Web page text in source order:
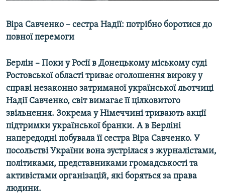
УКР
ДОЛУЧАЙСЯ!
Усі сайти RFE/RL
Віра Савченко – сестра Надії: потрібно боротися до
повної перемоги
Берлін – Поки у Росії в Донецькому міському суді
Ростовської області триває оголошення вироку у
справі незаконно затриманої української льотчиці
Надії Савченко, світ вимагає її цілковитого
звільнення. Зокрема у Німеччині тривають акції
підтримки української бранки. А в Берліні
напередодні побувала її сестра Віра Савченко. У
посольстві України вона зустрілася з журналістами,
політиками, представниками громадськості та
активістами організацій, які боряться за права
людини.